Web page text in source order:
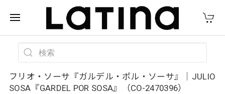
フリオ・ソーサ『ガルデル・ポル・ソーサ』｜JULIO
SOSA『GARDEL POR SOSA』（CO-2470396）